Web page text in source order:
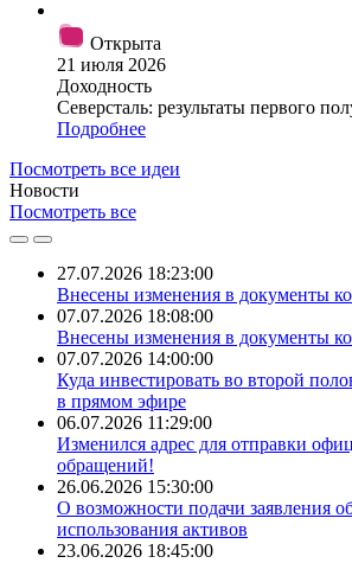
Открыта
21 июля 2026
Доходность
Северсталь: результаты первого
Подробнее
Посмотреть все идеи
Новости
Посмотреть все
27.07.2026 18:23:00
Внесены изменения в документы
07.07.2026 18:08:00
Внесены изменения в документы
07.07.2026 14:00:00
​Куда инвестировать во второй
в прямом эфире
06.07.2026 11:29:00
Изменился адрес для отправки
обращений!
26.06.2026 15:30:00
О возможности подачи заявления
использования активов
23.06.2026 18:45:00